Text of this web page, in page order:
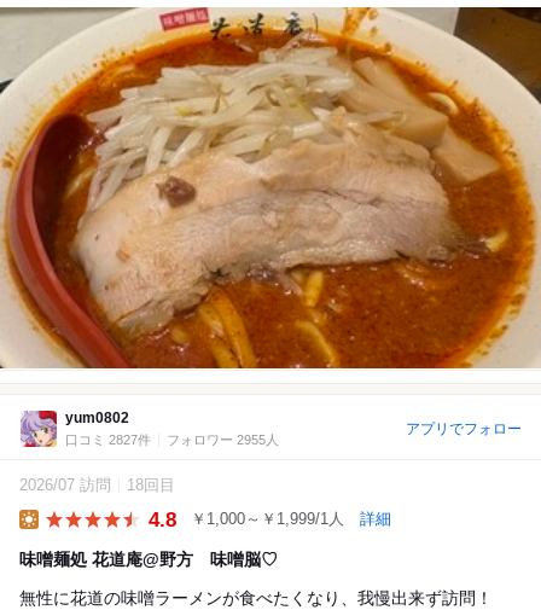
yum0802
口コミ 2827件 フォロワー 2955人
アプリでフォロー
2026/07 訪問 18回目
4.8 ￥1,000～￥1,999/1人 詳細
味噌麺処 花道庵@野方 味噌脳♡
無性に花道の味噌ラーメンが食べたくなり、我慢出来ず訪問！